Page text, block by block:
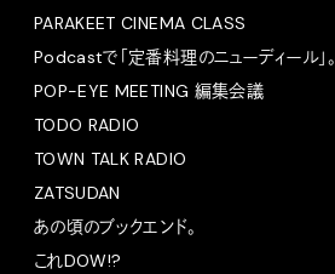
PARAKEET CINEMA CLASS
Podcastで「定番料理のニューディール」。
POP-EYE MEETING 編集会議
TODO RADIO
TOWN TALK RADIO
ZATSUDAN
あの頃のブックエンド。
これDOW!?